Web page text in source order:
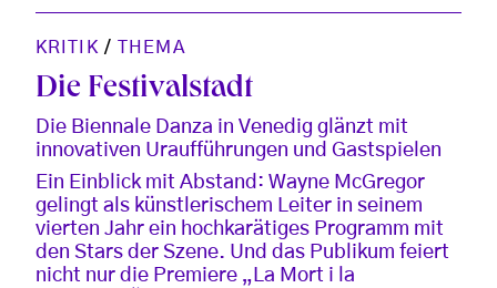
KRITIK / THEMA
Die Festivalstadt
Die Biennale Danza in Venedig glänzt mit
innovativen Uraufführungen und Gastspielen
Ein Einblick mit Abstand: Wayne McGregor
gelingt als künstlerischem Leiter in seinem
vierten Jahr ein hochkarätiges Programm mit
den Stars der Szene. Und das Publikum feiert
nicht nur die Premiere „La Mort i la